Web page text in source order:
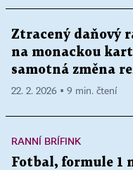
Ztracený daňový
na monackou
samotná změna
22. 2. 2026 ▪ 9 min. čtení
RANNÍ BRÍFINK
Fotbal, formule 1